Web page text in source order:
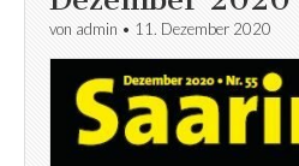
von admin • 11. Dezember 2020